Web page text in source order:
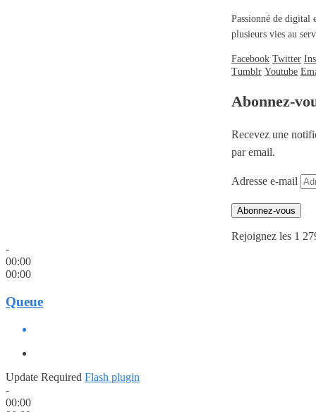
Passionné de digital
plusieurs vies au
Facebook Twitter
Tumblr Youtube
Abonnez-
Recevez une
par email.
Adresse e-mail
Abonnez-vous
Rejoignez les 1
-
00:00
00:00
Queue
Update Required Flash plugin
-
00:00